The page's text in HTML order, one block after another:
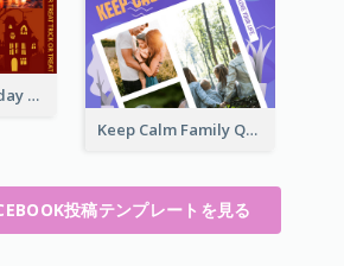
Halloween Holiday Facebook Post
Keep Calm Family Quote Facebook Post
投稿テンプレートを見る